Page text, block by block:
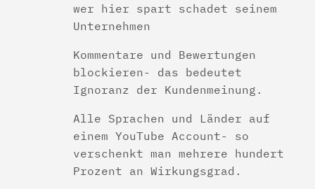
wer hier spart schadet seinem
Unternehmen
Kommentare und Bewertungen
blockieren- das bedeutet
Ignoranz der Kundenmeinung.
Alle Sprachen und Länder auf
einem YouTube Account- so
verschenkt man mehrere hundert
Prozent an Wirkungsgrad.